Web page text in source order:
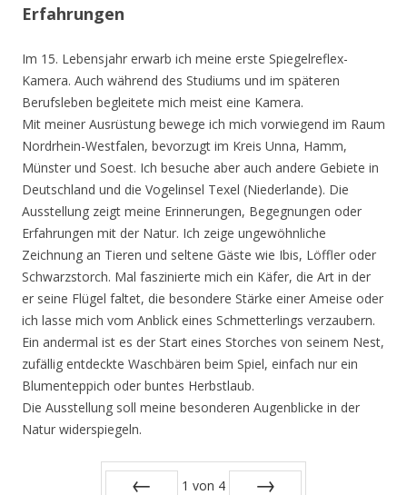
Erfahrungen
Im 15. Lebensjahr erwarb ich meine erste Spiegelreflex-
Kamera. Auch während des Studiums und im späteren
Berufsleben begleitete mich meist eine Kamera.
Mit meiner Ausrüstung bewege ich mich vorwiegend im Raum
Nordrhein-Westfalen, bevorzugt im Kreis Unna, Hamm,
Münster und Soest. Ich besuche aber auch andere Gebiete in
Deutschland und die Vogelinsel Texel (Niederlande). Die
Ausstellung zeigt meine Erinnerungen, Begegnungen oder
Erfahrungen mit der Natur. Ich zeige ungewöhnliche
Zeichnung an Tieren und seltene Gäste wie Ibis, Löffler oder
Schwarzstorch. Mal faszinierte mich ein Käfer, die Art in der
er seine Flügel faltet, die besondere Stärke einer Ameise oder
ich lasse mich vom Anblick eines Schmetterlings verzaubern.
Ein andermal ist es der Start eines Storches von seinem Nest,
zufällig entdeckte Waschbären beim Spiel, einfach nur ein
Blumenteppich oder buntes Herbstlaub.
Die Ausstellung soll meine besonderen Augenblicke in der
Natur widerspiegeln.
1 von 4